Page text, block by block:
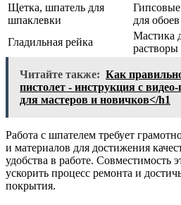
Щетка, шпатель для
шпаклевки
для обоев
Гладильная рейка
Мастика
растворы
Читайте также: Как
пистолет - инструкция с
для мастеров и новичков</h1
Работа с шпателем требует
и материалов для достижения
удобства в работе. Совместимость
ускорить процесс ремонта и
покрытия.